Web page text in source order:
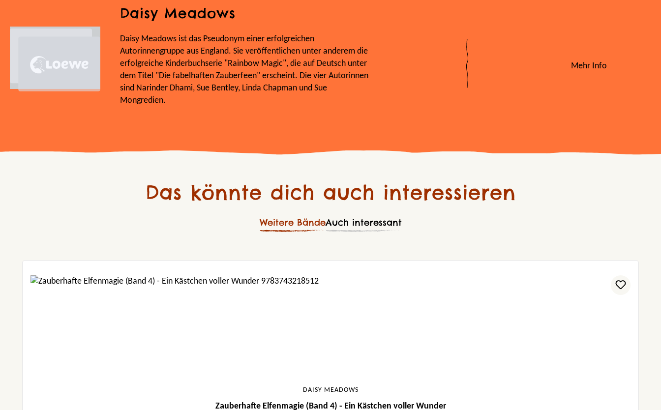
Daisy Meadows
Daisy Meadows ist das Pseudonym einer erfolgreichen
Autorinnengruppe aus England. Sie veröffentlichen unter anderem die
erfolgreiche Kinderbuchserie "Rainbow Magic", die auf Deutsch unter
dem Titel "Die fabelhaften Zauberfeen" erscheint. Die vier Autorinnen
sind Narinder Dhami, Sue Bentley, Linda Chapman und Sue
Mongredien.
Mehr Info
Das könnte dich auch interessieren
Weitere BändeAuch interessant
DAISY MEADOWS
Zauberhafte Elfenmagie (Band 4) - Ein Kästchen voller Wunder